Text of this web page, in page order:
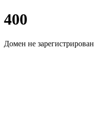
400
Домен не зарегистрирован